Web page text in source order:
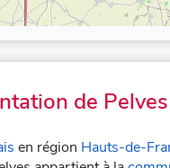
de Pelves
en région Hauts-de-